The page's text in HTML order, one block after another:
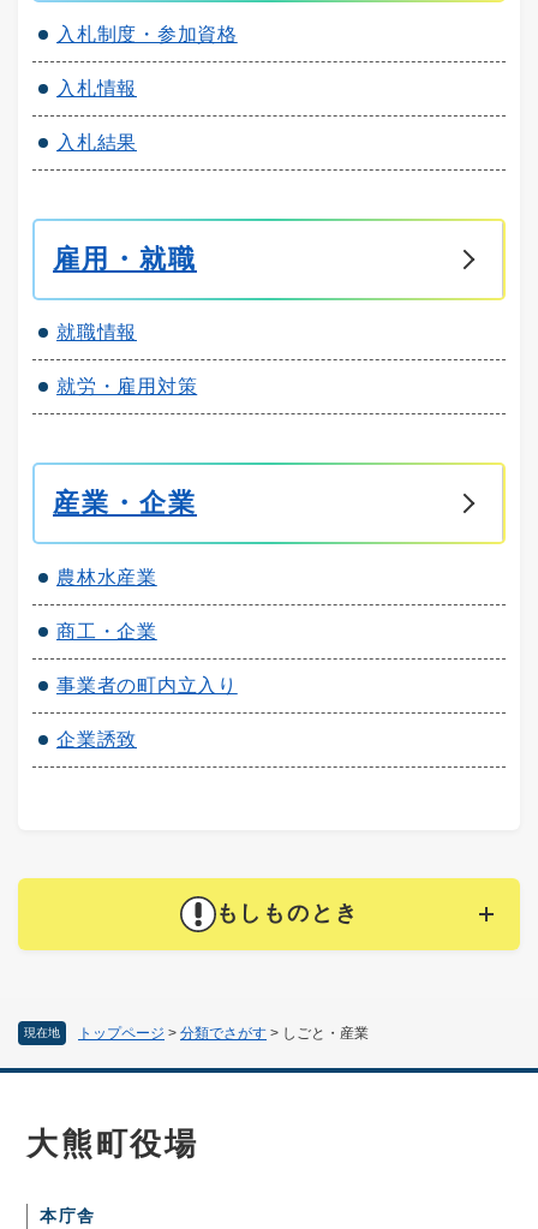
現在地 トップページ > 分類でさがす > しごと・産業
入札制度・参加資格
入札情報
入札結果
雇用・就職
就職情報
就労・雇用対策
産業・企業
農林水産業
商工・企業
事業者の町内立入り
企業誘致
もしものとき
大熊町役場
本庁舎